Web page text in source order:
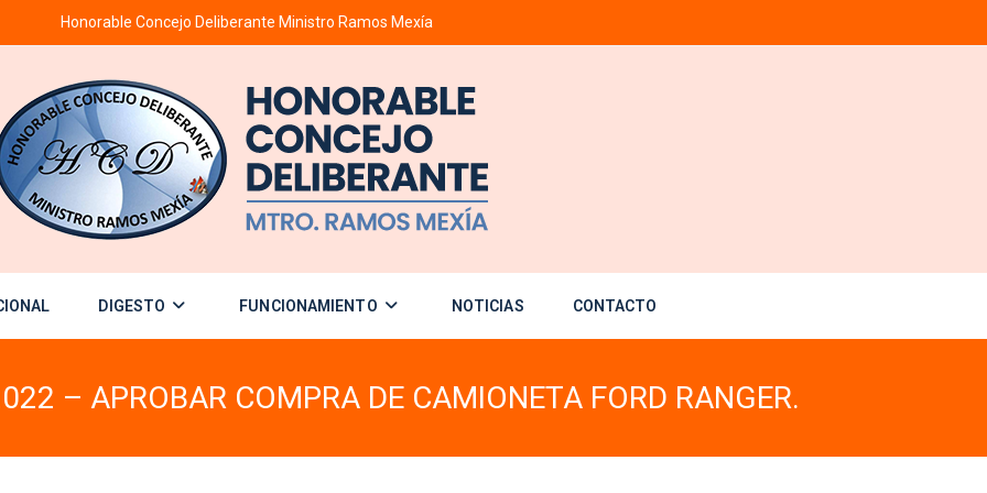
Honorable Concejo Deliberante Ministro Ramos Mexía
DIGESTO FUNCIONAMIENTO NOTICIAS CONTACTO
– APROBAR COMPRA DE CAMIONETA FORD RANGER.